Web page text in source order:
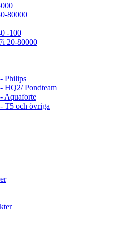
80000
-100
20-80000
Philips
HQ2/ Pondteam
Aquaforte
T5 och övriga